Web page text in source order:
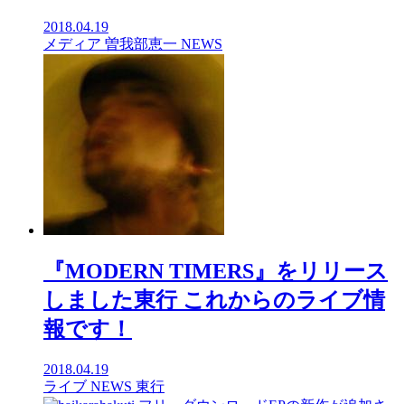
2018.04.19
メディア 曽我部恵一 NEWS
『MODERN TIMERS』をリリース
しました東行 これからのライブ情
報です！
2018.04.19
ライブ NEWS 東行